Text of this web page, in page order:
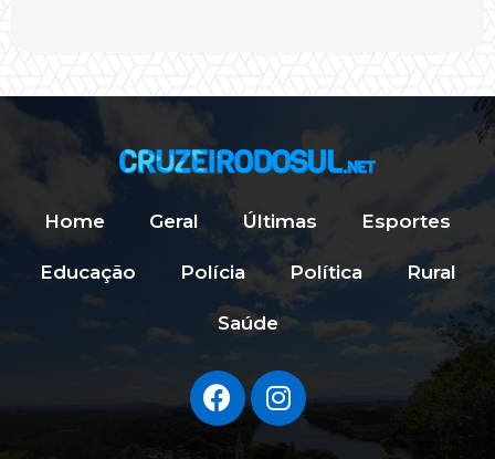
Home Geral Últimas Esportes
Educação Polícia Política Rural
Saúde